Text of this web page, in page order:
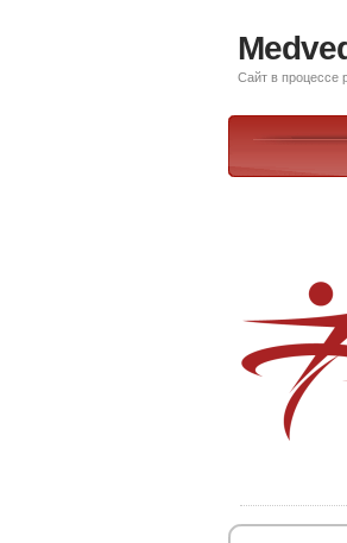
Сайт в процессе